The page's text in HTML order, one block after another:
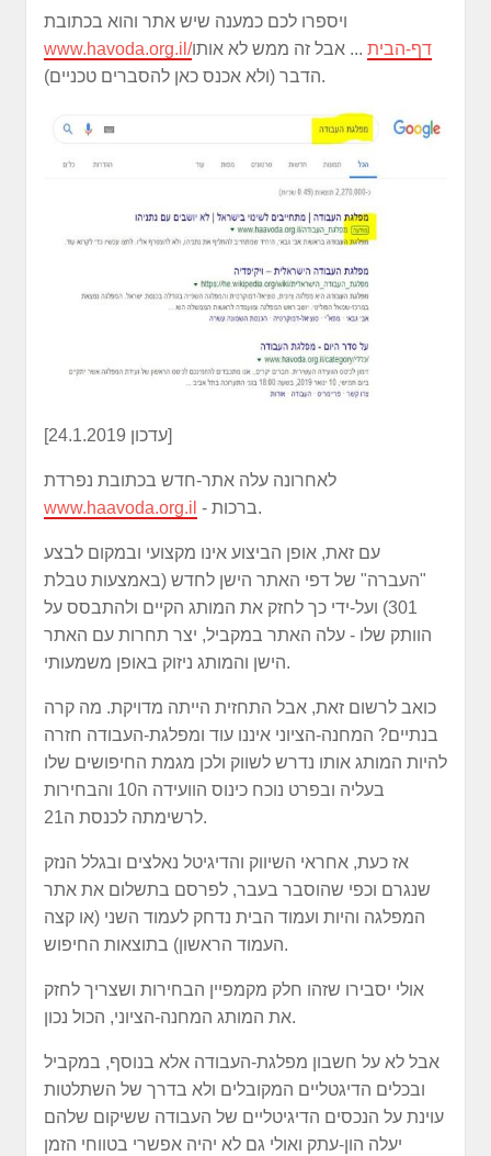
ויספרו לכם כמענה שיש אתר והוא בכתובת
www.havoda.org.il/דף-הבית ... אבל זה ממש לא אותו
הדבר (ולא אכנס כאן להסברים טכניים).
[עדכון 24.1.2019]
לאחרונה עלה אתר-חדש בכתובת נפרדת
www.haavoda.org.il
- ברכות.
עם זאת, אופן הביצוע אינו מקצועי ובמקום לבצע
"העברה" של דפי האתר הישן לחדש (באמצעות טבלת
301) ועל-ידי כך לחזק את המותג הקיים ולהתבסס על
הוותק שלו - עלה האתר במקביל, יצר תחרות עם האתר
הישן והמותג ניזוק באופן משמעותי.
כואב לרשום זאת, אבל התחזית הייתה מדויקת. מה קרה
בנתיים? המחנה-הציוני איננו עוד ומפלגת-העבודה חזרה
להיות המותג אותו נדרש לשווק ולכן מגמת החיפושים שלו
בעליה ובפרט נוכח כינוס הוועידה ה10 והבחירות
לרשימתה לכנסת ה21.
אז כעת, אחראי השיווק והדיגיטל נאלצים ובגלל הנזק
שנגרם וכפי שהוסבר בעבר, לפרסם בתשלום את אתר
המפלגה והיות ועמוד הבית נדחק לעמוד השני (או קצה
העמוד הראשון) בתוצאות החיפוש.
אולי יסבירו שזהו חלק מקמפיין הבחירות ושצריך לחזק
את המותג המחנה-הציוני, הכול נכון.
אבל לא על חשבון מפלגת-העבודה אלא בנוסף, במקביל
ובכלים הדיגטליים המקובלים ולא בדרך של השתלטות
עוינת על הנכסים הדיגיטליים של העבודה ששיקום שלהם
יעלה הון-עתק ואולי גם לא יהיה אפשרי בטווחי הזמן